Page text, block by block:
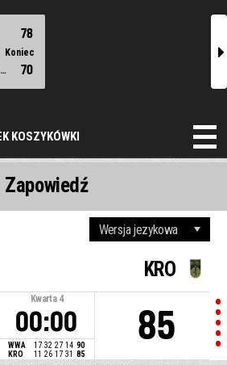
78
Koniec
ORLEN Zastal Zielona Góra
70
r
KOSZYKÓWKI
Kwarta 4
00:00
WWA 17 32 27 14 90
KRO
11 26 17 31 85
KRO
85
Zapowiedź